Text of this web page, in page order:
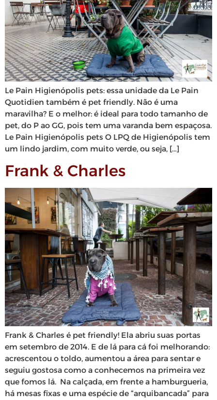
Le Pain Higienópolis pets: essa unidade da Le Pain
Quotidien também é pet friendly. Não é uma
maravilha? E o melhor: é ideal para todo tamanho de
pet, do P ao GG, pois tem uma varanda bem espaçosa.
Le Pain Higienópolis pets O LPQ de Higienópolis tem
um lindo jardim, com muito verde, ou seja, […]
Frank & Charles
Frank & Charles é pet friendly! Ela abriu suas portas
em setembro de 2014. E de lá para cá foi melhorando:
acrescentou o toldo, aumentou a área para sentar e
seguiu gostosa como a conhecemos na primeira vez
que fomos lá. Na calçada, em frente a hamburgueria,
há mesas fixas e uma espécie de “arquibancada” para